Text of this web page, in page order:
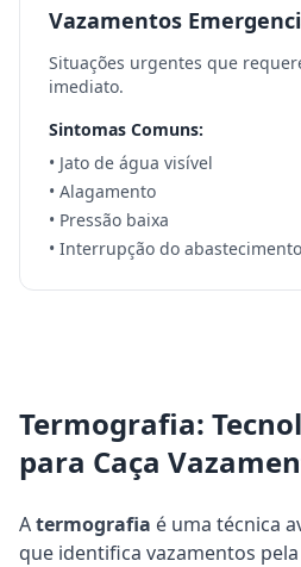
Vazamentos
Situações urgentes que
imediato.
Sintomas Comuns:
• Jato de água visível
• Alagamento
• Pressão baixa
• Interrupção do abastecimento
Termografia:
para Caça
Atermografia é uma técnica
que identifica vazamentos